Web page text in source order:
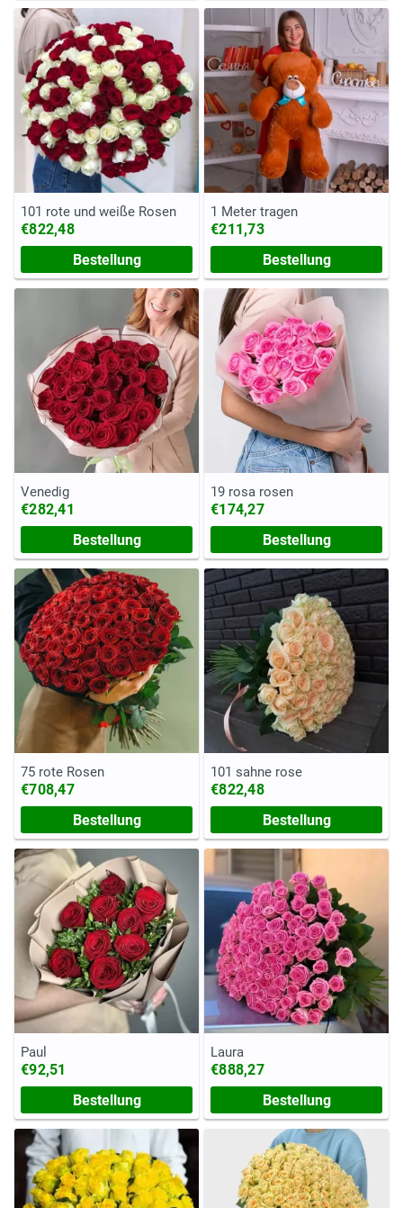
101 rote und weiße Rosen
€822,48
Bestellung
1 Meter tragen
€211,73
Bestellung
Venedig
€282,41
Bestellung
19 rosa rosen
€174,27
Bestellung
75 rote Rosen
€708,47
Bestellung
101 sahne rose
€822,48
Bestellung
Paul
€92,51
Bestellung
Laura
€888,27
Bestellung